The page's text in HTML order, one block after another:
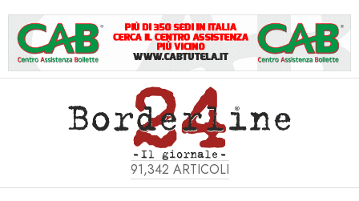
91,342 ARTICOLI